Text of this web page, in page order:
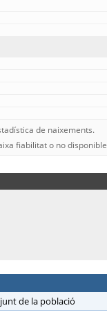
de naixements.
fiabilitat o no disponible
de la població